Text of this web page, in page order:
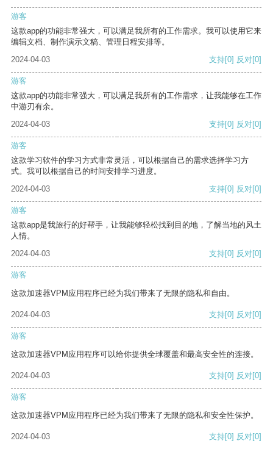
游客
这款app的功能非常强大，可以满足我所有的工作需求。我可以使用它来
编辑文档、制作演示文稿、管理日程安排等。
2024-04-03
支持[0] 反对[0]
游客
这款app的功能非常强大，可以满足我所有的工作需求，让我能够在工作
中游刃有余。
2024-04-03
支持[0] 反对[0]
游客
这款学习软件的学习方式非常灵活，可以根据自己的需求选择学习方
式。我可以根据自己的时间安排学习进度。
2024-04-03
支持[0] 反对[0]
游客
这款app是我旅行的好帮手，让我能够轻松找到目的地，了解当地的风土
人情。
2024-04-03
支持[0] 反对[0]
游客
这款加速器VPM应用程序已经为我们带来了无限的隐私和自由。
2024-04-03 支持[0] 反对[0]
游客
这款加速器VPM应用程序可以给你提供全球覆盖和最高安全性的连接。
2024-04-03 支持[0] 反对[0]
游客
这款加速器VPM应用程序已经为我们带来了无限的隐私和安全性保护。
2024-04-03 支持[0] 反对[0]